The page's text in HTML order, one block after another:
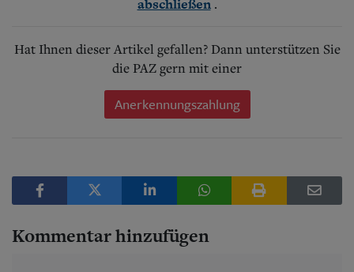
Hat Ihnen dieser Artikel gefallen? Dann unterstützen Sie
die PAZ gern mit einer
Anerkennungszahlung
Kommentar hinzufügen